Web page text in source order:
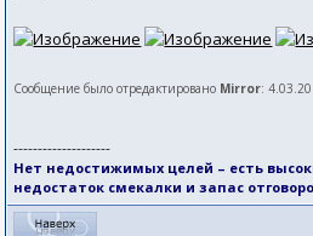
Сообщение было отредактировано Mirror:
--------------------
Нет недостижимых целей – есть
недостаток смекалки и запас